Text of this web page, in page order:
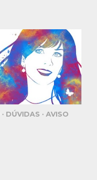
DÚVIDAS AVISO